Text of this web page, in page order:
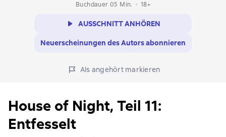
Buchdauer 05 Min.
18+
AUSSCHNITT ANHÖREN
Neuerscheinungen des Autors abonnieren
Als angehört markieren
House of Night, Teil 11:
Entfesselt